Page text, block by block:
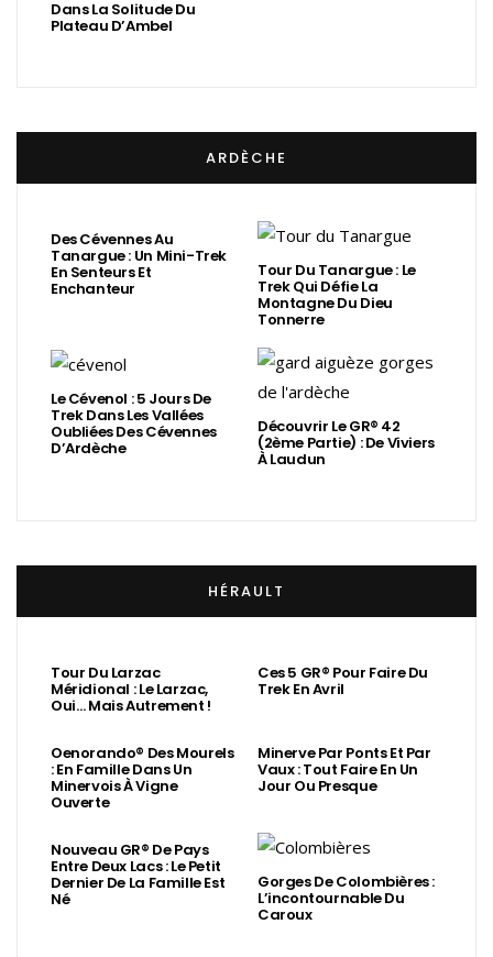
Dans La Solitude Du
Plateau D’Ambel
ARDÈCHE
Des Cévennes Au
Tanargue : Un Mini-Trek
En Senteurs Et
Enchanteur
Tour Du Tanargue : Le
Trek Qui Défie La
Montagne Du Dieu
Tonnerre
Le Cévenol : 5 Jours De
Trek Dans Les Vallées
Oubliées Des Cévennes
D’Ardèche
Découvrir Le GR® 42
(2ème Partie) : De Viviers
À Laudun
HÉRAULT
Tour Du Larzac
Méridional : Le Larzac,
Oui… Mais Autrement !
Ces 5 GR® Pour Faire Du
Trek En Avril
Oenorando® Des Mourels
: En Famille Dans Un
Minervois À Vigne
Ouverte
Minerve Par Ponts Et Par
Vaux : Tout Faire En Un
Jour Ou Presque
Nouveau GR® De Pays
Entre Deux Lacs : Le Petit
Dernier De La Famille Est
Né
Gorges De Colombières :
L’incontournable Du
Caroux